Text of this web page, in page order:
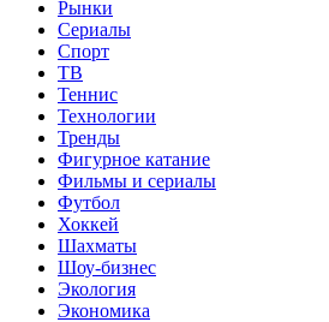
Рынки
Сериалы
Спорт
ТВ
Теннис
Технологии
Тренды
Фигурное катание
Фильмы и сериалы
Футбол
Хоккей
Шахматы
Шоу-бизнес
Экология
Экономика